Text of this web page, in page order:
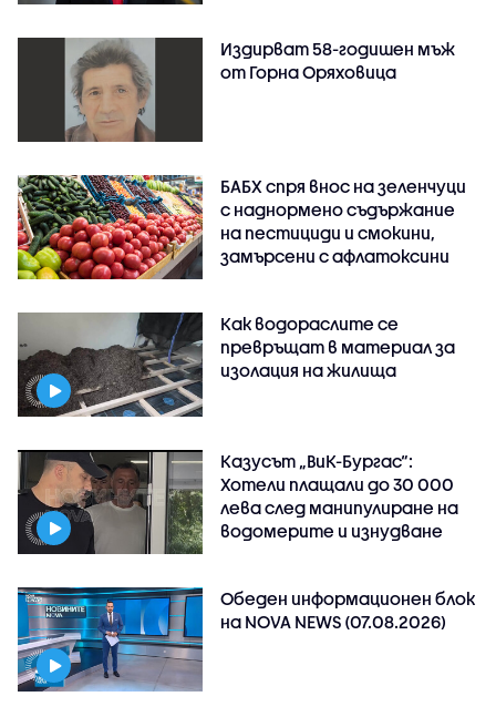
Издирват 58-годишен мъж
от Горна Оряховица
БАБХ спря внос на зеленчуци
с наднормено съдържание
на пестициди и смокини,
замърсени с афлатоксини
Как водораслите се
превръщат в материал за
изолация на жилища
Казусът „ВиК-Бургас“:
Хотели плащали до 30 000
лева след манипулиране на
водомерите и изнудване
Обеден информационен блок
на NOVA NEWS (07.08.2026)